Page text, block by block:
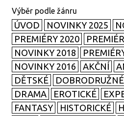
ÚVOD NOVINKY 2025
PREMIÉRY 2020
NOVINKY 2018
NOVINKY 2016
AKČNÍ
DĚTSKÉ
DOBRODRUŽNÉ
DRAMA
EROTICKÉ
FANTASY
HISTORICKÉ